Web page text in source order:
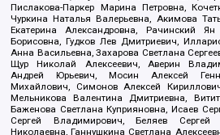
Пислакова-Паркер Марина Петровна,
Чуркина Наталья Валерьевна, Акимова
Екатерина Александровна, Рачинский
Борисовна, Гудков Лев Дмитриевич,
Анна Васильевна, Захарова Светлана
Щур Николай Алексеевич, Аверин
Андрей Юрьевич, Мосин Алексей
Михайлович, Симонов Алексей
Мельникова Валентина Дмитриевна,
Баженова Светлана Куприяновна, Исаев
Сергей Владимирович, Беляев Сергей
Николаевна, Ганнушкина Светлана